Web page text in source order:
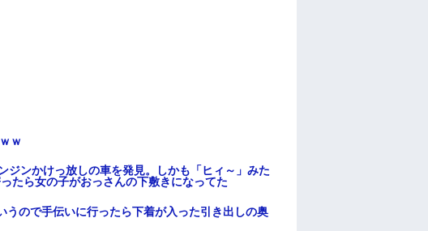
ｗ
ジンかけっ放しの車を発見。しかも「ヒィ～」みた
たら女の子がおっさんの下敷きになってた
うので手伝いに行ったら下着が入った引き出しの奥